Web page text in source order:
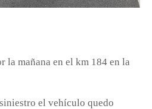
la mañana en el km 184 en la
el vehículo quedo